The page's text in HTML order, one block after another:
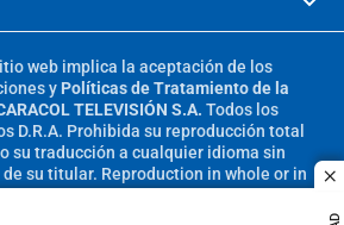
web implica la aceptación de los
y Políticas de Tratamiento de la
TELEVISIÓN S.A. Todos los
D.R.A. Prohibida su reproducción total
su traducción a cualquier idioma sin
su titular. Reproduction in whole or in